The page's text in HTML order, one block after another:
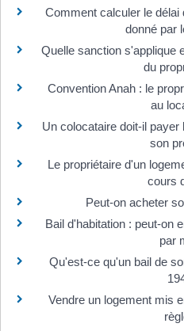
Comment calculer le
donné par
Quelle sanction s'applique
du
Convention Anah : le
au
Un colocataire doit-il
son
Le propriétaire d'un
cours
Peut-on acheter
Bail d'habitation : peut-on
par
Qu'est-ce qu'un bail de
Vendre un logement mis